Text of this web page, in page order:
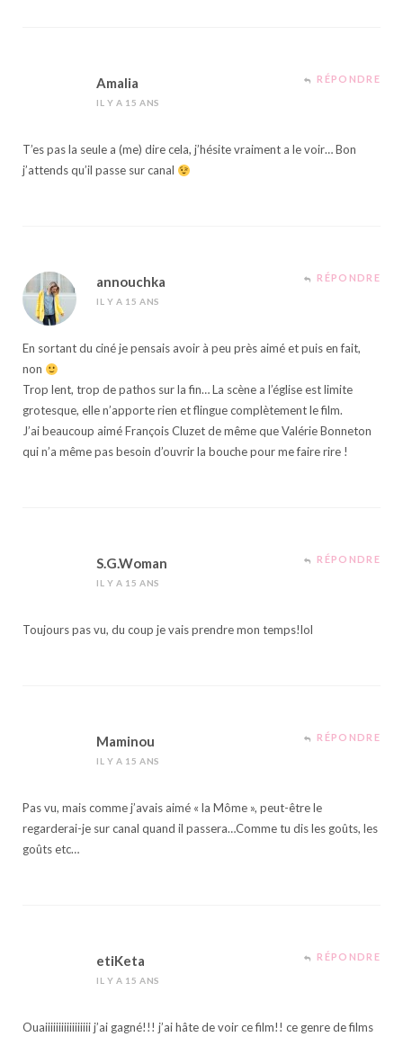
Amalia
IL Y A 15 ANS
RÉPONDRE
T’es pas la seule a (me) dire cela, j’hésite vraiment a le voir… Bon
j’attends qu’il passe sur canal
annouchka
IL Y A 15 ANS
RÉPONDRE
En sortant du ciné je pensais avoir à peu près aimé et puis en fait,
non
Trop lent, trop de pathos sur la fin… La scène a l’église est limite
grotesque, elle n’apporte rien et flingue complètement le film.
J’ai beaucoup aimé François Cluzet de même que Valérie Bonneton
qui n’a même pas besoin d’ouvrir la bouche pour me faire rire !
S.G.Woman
IL Y A 15 ANS
RÉPONDRE
Toujours pas vu, du coup je vais prendre mon temps!lol
Maminou
IL Y A 15 ANS
RÉPONDRE
Pas vu, mais comme j’avais aimé « la Môme », peut-être le
regarderai-je sur canal quand il passera…Comme tu dis les goûts, les
goûts etc…
etiKeta
IL Y A 15 ANS
RÉPONDRE
Ouaiiiiiiiiiiiiiiiii j’ai gagné!!! j’ai hâte de voir ce film!! ce genre de films